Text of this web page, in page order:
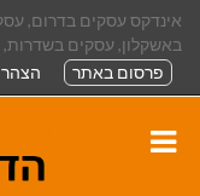
אינדקס עסקים בדרום,
באשקלון, עסקים
פרסום באתר